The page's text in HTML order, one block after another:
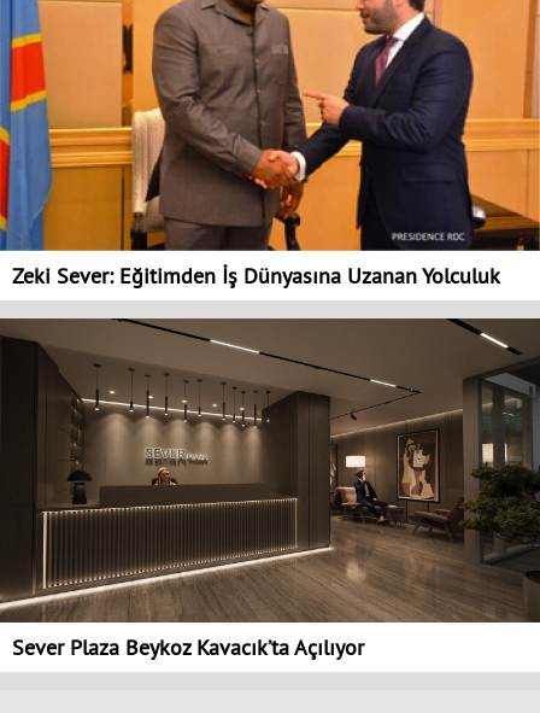
Zeki Sever: Eğitimden İş Dünyasına Uzanan Yolculuk
Sever Plaza Beykoz Kavacık’ta Açılıyor